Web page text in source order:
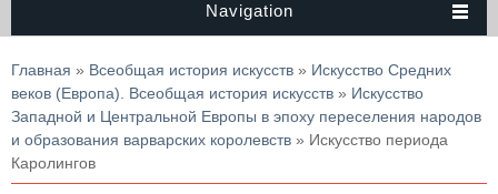
Navigation
Вы здесь
Главная » Всеобщая история искусств » Искусство Средних
веков (Европа). Всеобщая история искусств » Искусство
Западной и Центральной Европы в эпоху переселения народов
и образования варварских королевств » Искусство периода
Каролингов